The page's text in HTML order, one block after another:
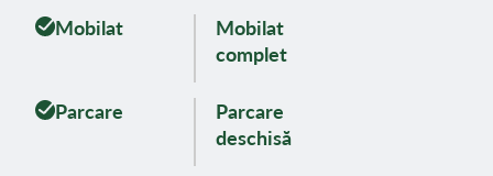
Mobilat
Mobilat
complet
Parcare
Parcare
deschisă